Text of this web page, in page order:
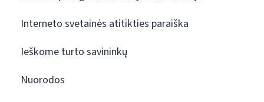
Interneto svetainės atitikties paraiška
Ieškome turto savininkų
Nuorodos